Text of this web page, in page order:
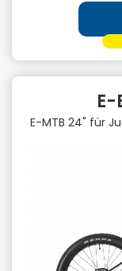
E-
E-MTB 24" für